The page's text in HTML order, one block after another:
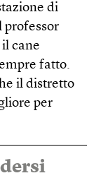
di
professor
cane
fatto.
il distretto
per